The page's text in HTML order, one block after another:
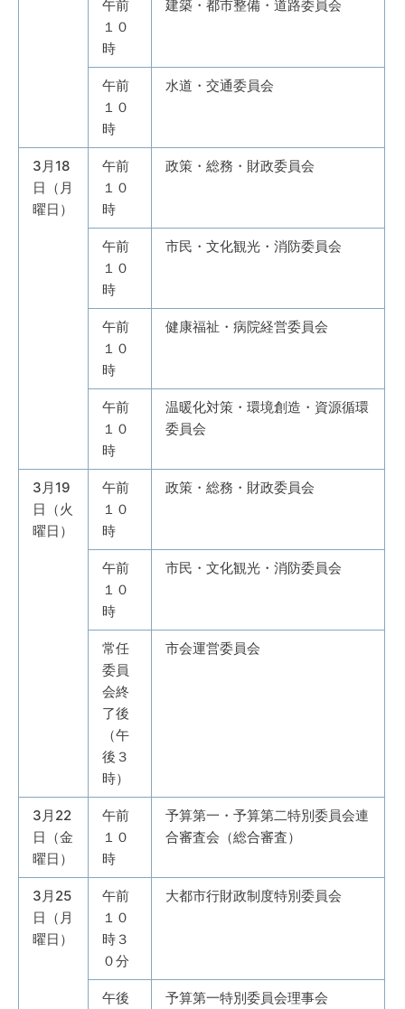
午前
１０
時
建築・都市整備・道路委員会
午前
１０
時
水道・交通委員会
3月18
日（月
曜日）
午前
１０
時
政策・総務・財政委員会
午前
１０
時
市民・文化観光・消防委員会
午前
１０
時
健康福祉・病院経営委員会
午前
１０
時
温暖化対策・環境創造・資源循環
委員会
3月19
日（火
曜日）
午前
１０
時
政策・総務・財政委員会
午前
１０
時
市民・文化観光・消防委員会
常任
委員
会終
了後
（午
後３
時）
市会運営委員会
3月22
日（金
曜日）
午前
１０
時
予算第一・予算第二特別委員会連
合審査会（総合審査）
3月25
日（月
曜日）
午前
１０
時３
０分
大都市行財政制度特別委員会
午後
予算第一特別委員会理事会